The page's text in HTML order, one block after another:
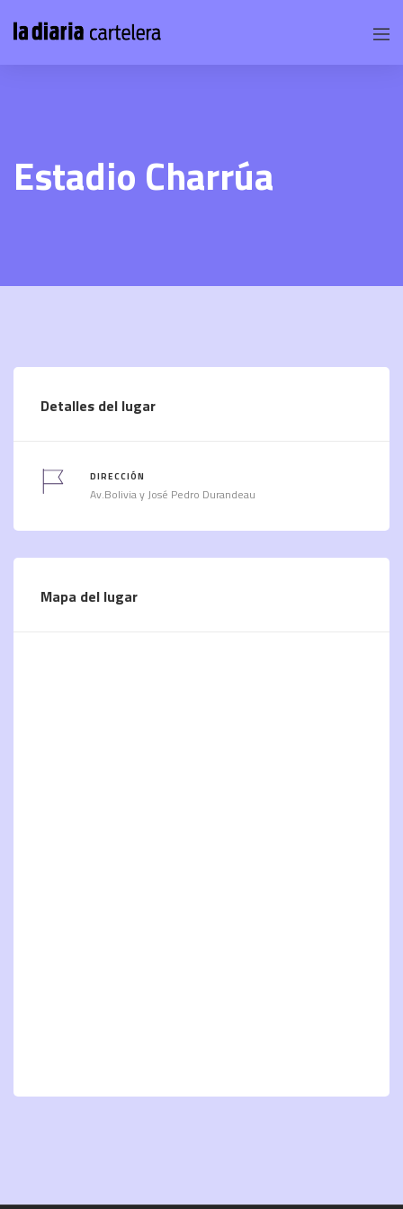
Estadio Charrúa
Detalles del lugar
DIRECCIÓN
Av.Bolivia y José Pedro Durandeau
Mapa del lugar